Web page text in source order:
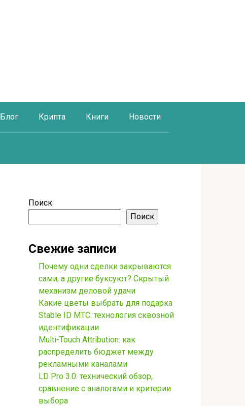
Блог Крипта Книги Новости
Поиск
Поиск
Свежие записи
Почему одни сделки закрываются
сами, а другие буксуют? Скрытый
механизм деловой удачи
Какие цветы выбрать для подарка
Stable ID МТС: технология сквозной
идентификации
Multi-Touch Attribution: как
распределить бюджет между
рекламными каналами
LD Pro 3.0: технический обзор,
сравнение с аналогами и критерии
выбора